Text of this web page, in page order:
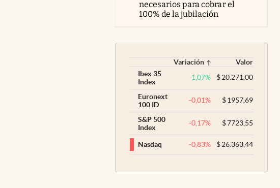
necesarios para cobrar el
100% de la jubilación
Variación
Valor
Ibex 35
Index
1,07% $20.271,00
Euronext
100 ID
-0,01% $1957,69
S&P 500
Index
-0,17% $7723,55
Nasdaq -0,83% $26.363,44